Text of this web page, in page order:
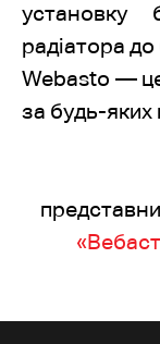
установку
радіатора
Webasto —
за будь-яких